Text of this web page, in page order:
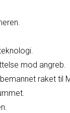
mod angreb.
raket til